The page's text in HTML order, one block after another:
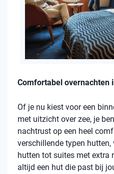
Comfortabel overnachten
Of je nu kiest voor een
met uitzicht over zee, je
nachtrust op een heel
verschillende typen hutten,
hutten tot suites met extra
altijd een hut die past bij